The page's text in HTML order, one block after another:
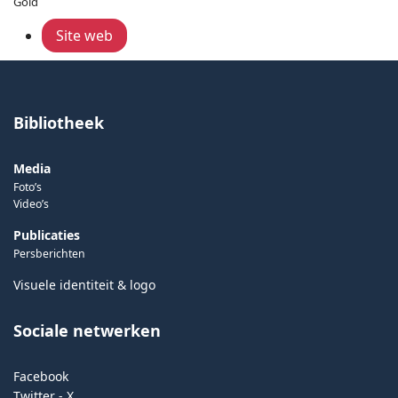
Site web
Bibliotheek
Media
Foto’s
Video’s
Publicaties
Persberichten
Visuele identiteit & logo
Sociale netwerken
Facebook